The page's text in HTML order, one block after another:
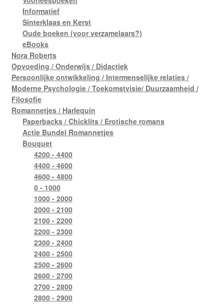
Informatief
Sinterklaas en Kerst
Oude boeken (voor verzamelaars?)
eBooks
Nora Roberts
Opvoeding / Onderwijs / Didactiek
Persoonlijke ontwikkeling / Intermenselijke relaties /
Moderne Psychologie / Toekomstvisie/ Duurzaamheid /
Filosofie
Romannetjes / Harlequin
Paperbacks / Chicklits / Erotische romans
Actie Bundel Romannetjes
Bouquet
4200 - 4400
4400 - 4600
4600 - 4800
0 - 1000
1000 - 2000
2000 - 2100
2100 - 2200
2200 - 2300
2300 - 2400
2400 - 2500
2500 - 2600
2600 - 2700
2700 - 2800
2800 - 2900